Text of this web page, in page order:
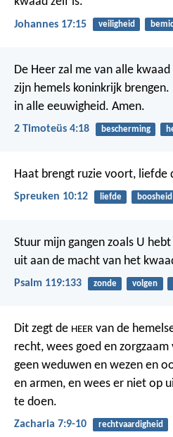
Johannes 17:15 veiligheid
De Heer zal me van alle
zijn hemels koninkrijk
in alle eeuwigheid. Amen.
2 Timoteüs 4:18 bescherming
Haat brengt ruzie voort, liefde
Spreuken 10:12 liefde boosheid
Stuur mijn gangen zoals U
uit aan de macht van het
Psalm 119:133 zonde volgen
Dit zegt de HEER van de
recht, wees goed en
geen weduwen en wezen en
en armen, en wees er niet op
te doen.
Zacharia 7:9-10 rechtvaardigheid